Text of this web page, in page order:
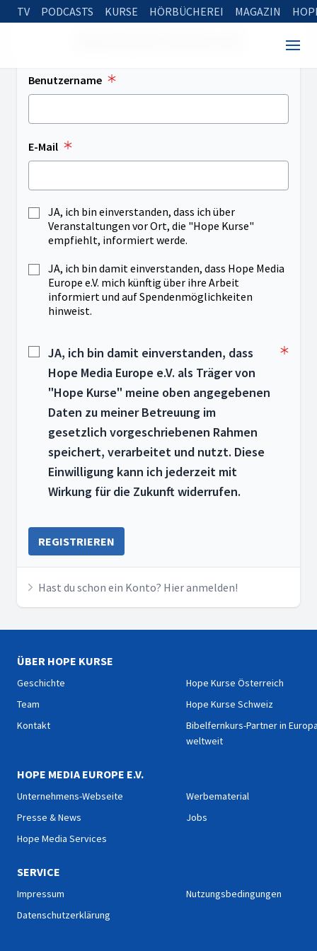
TV PODCASTS KURSE HÖRBÜCHEREI MAGAZIN
Benutzername
E-Mail
JA, ich bin einverstanden, dass ich über
Veranstaltungen vor Ort, die "Hope Kurse"
empfiehlt, informiert werde.
JA, ich bin damit einverstanden, dass Hope Media
Europe e.V. mich künftig über ihre Arbeit
informiert und auf Spendenmöglichkeiten
hinweist.
JA, ich bin damit einverstanden, dass
Hope Media Europe e.V. als Träger von
"Hope Kurse" meine oben angegebenen
Daten zu meiner Betreuung im
gesetzlich vorgeschriebenen Rahmen
speichert, verarbeitet und nutzt. Diese
Einwilligung kann ich jederzeit mit
Wirkung für die Zukunft widerrufen.
REGISTRIEREN
Hast du schon ein Konto? Hier anmelden!
ÜBER HOPE KURSE
Geschichte
Team
Kontakt
Hope Kurse Österreich
Hope Kurse Schweiz
Bibelfernkurs-Partner in
weltweit
HOPE MEDIA EUROPE E.V.
Unternehmens-Webseite
Presse & News
Hope Media Services
Werbematerial
Jobs
SERVICE
Impressum
Datenschutzerklärung
Nutzungsbedingungen